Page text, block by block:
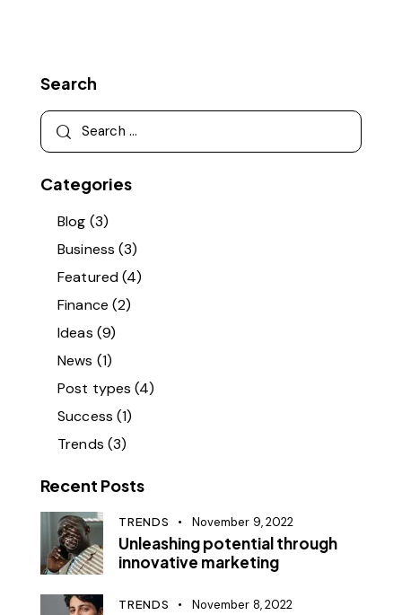
Search
Categories
Blog (3)
Business (3)
Featured(4)
Finance (2)
Ideas (9)
News (1)
Post types (4)
Success (1)
Trends (3)
Recent Posts
TRENDS November 9, 2022
Unleashing potential through
innovative marketing
TRENDS November 8, 2022